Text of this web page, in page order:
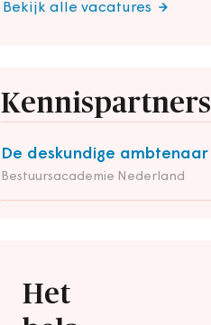
Bekijk alle vacatures
Kennispartners
De deskundige ambtenaar
Bestuursacademie Nederland
Het